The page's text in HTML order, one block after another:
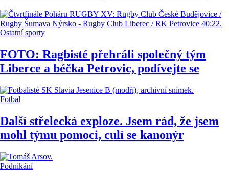
Ostatní sporty
FOTO: Ragbisté přehráli společný tým
Liberce a béčka Petrovic, podívejte se
Fotbal
Další střelecká exploze. Jsem rád, že jsem
mohl týmu pomoci, culí se kanonýr
Podnikání